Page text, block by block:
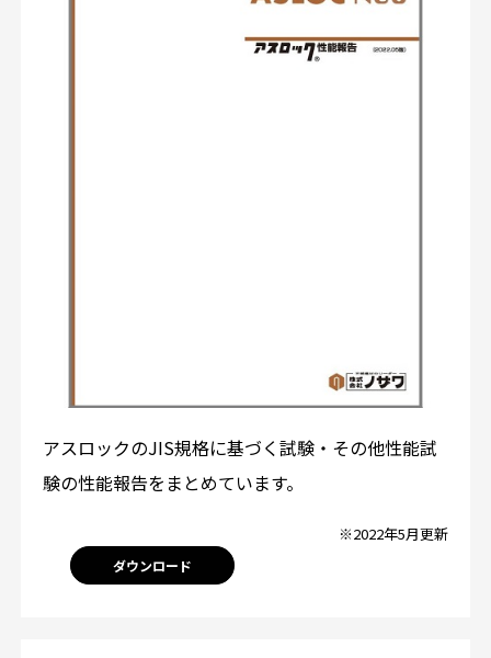
アスロックのJIS規格に基づく試験・その他性能試
験の性能報告をまとめています。
※2022年5月更新
ダウンロード